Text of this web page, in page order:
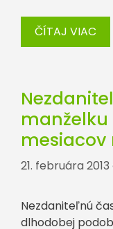
ČÍTAJ VIAC
mesiacov
21. februára 2013
Nezdaniteľnú
dlhodobej